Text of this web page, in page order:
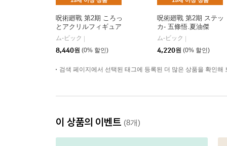
呪術廻戰 第2期 ころっ
とアクリルフィギュア
五條悟.夏油傑
ム-ビック
8,440원 (0% 할인)
呪術廻戰 第2期 ステッ
カ- 五條悟.夏油傑
ム-ビック
4,220원 (0% 할인)
검색 페이지에서 선택된 태그에 등록된 더 많은 상품을 확인해
이 상품의 이벤트 (8개)